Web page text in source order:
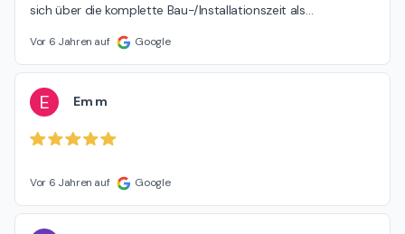
sich über die komplette Bau-/Installationszeit als…
Vor 6 Jahren auf Google
E Em m
Vor 6 Jahren auf Google